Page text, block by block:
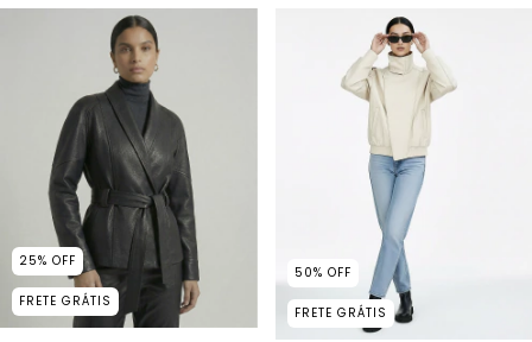
25% OFF
FRETE GRÁTIS
50% OFF
FRETE GRÁTIS